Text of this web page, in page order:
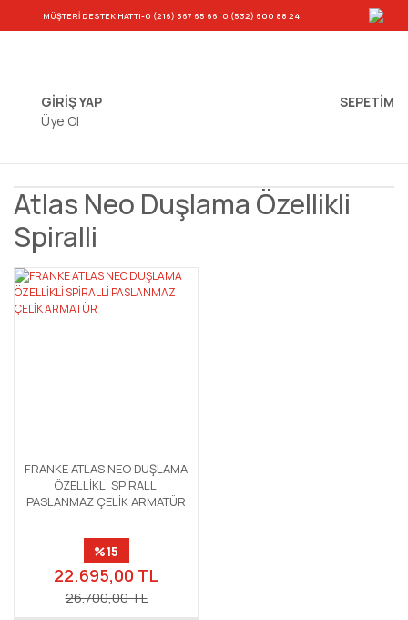
MÜŞTERİ DESTEK HATTI-0 (216) 567 65 66-0 (532) 600 88 24
GİRİŞ YAP
Üye Ol
SEPETIM
Atlas Neo Duşlama Özellikli
Spiralli
FRANKE ATLAS NEO DUŞLAMA
ÖZELLİKLİ SPİRALLİ
PASLANMAZ ÇELİK ARMATÜR
%15
22.695,00 TL
26.700,00 TL